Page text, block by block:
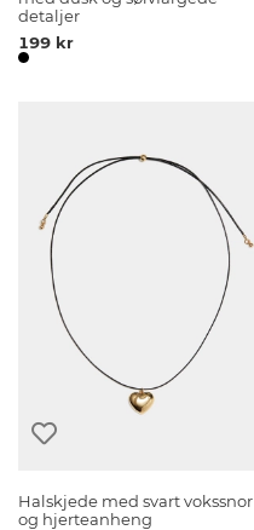
detaljer
199 kr
Halskjede med svart vokssnor
og hjerteanheng